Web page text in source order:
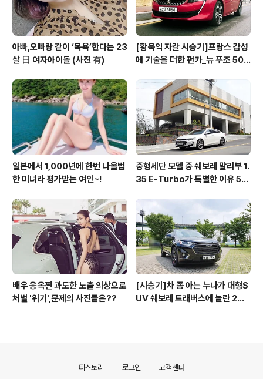
아빠,오빠랑 같이 ‘목욕’한다는 23
살 日 여자아이돌 (사진 有)
[황욱익 자칼 시승기]프랑스 감성
에 기술을 더한 펀카_뉴 푸조 508
일본에서 1,000년에 한번 나올법
한 미녀라 평가받는 여인~!
중형세단 모델 중 쉐보레 말리부 1.
35 E-Turbo가 특별한 이유 5가
배우 응옥찐 과도한 노출 의상으로
처벌 '위기',문제의 사진들은??
[시승기]차 좀 아는 누나가 대형S
UV 쉐보레 트래버스에 놀란 2가
티스토리 로그인 고객센터